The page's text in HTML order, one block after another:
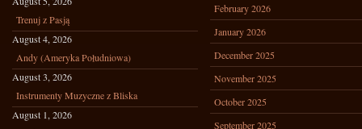
Trenuj z Pasją
August 4, 2026
Andy (Ameryka Południowa)
August 3, 2026
Instrumenty Muzyczne z Bliska
August 1, 2026
February 2026
January 2026
December 2025
November 2025
October 2025
September 2025